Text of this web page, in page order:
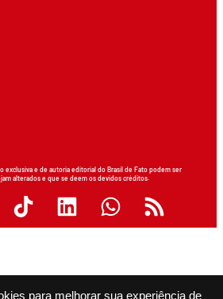
para melhorar sua experiência de
exclusiva e de autoria editorial do Brasil de Fato podem ser
alterados e que se deem os devidos créditos.